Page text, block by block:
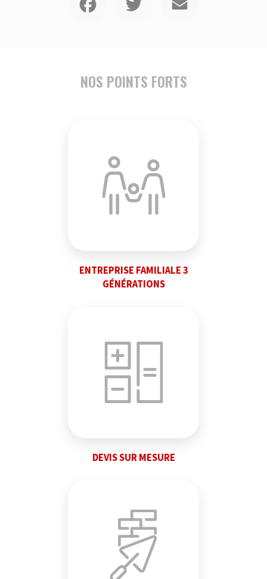
NOS POINTS FORTS
ENTREPRISE FAMILIALE 3
GÉNÉRATIONS
DEVIS SUR MESURE